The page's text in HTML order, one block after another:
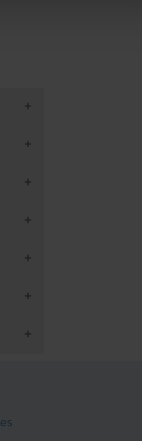
similares (como,
perfil específico para
para el normal